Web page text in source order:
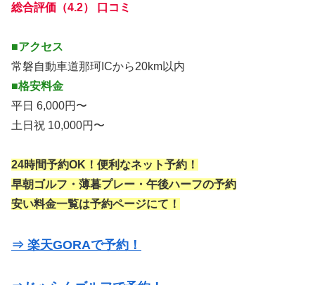
総合評価（4.2） 口コミ
■アクセス
常磐自動車道那珂ICから20km以内
■格安料金
平日 6,000円〜
土日祝 10,000円〜
24時間予約OK！便利なネット予約！
早朝ゴルフ・薄暮プレー・午後ハーフの予約
安い料金一覧は予約ページにて！
⇒ 楽天GORAで予約！